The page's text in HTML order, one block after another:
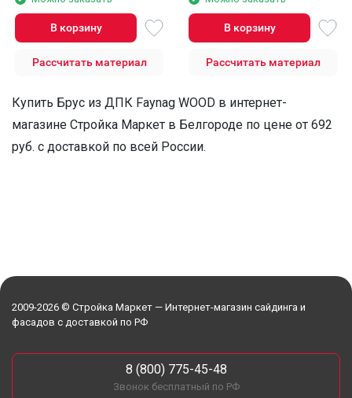
В корзину
Рассчитать материал
В корзину
Рассчитать материал
Купить Брус из ДПК Faynag WOOD в интернет-
магазине Стройка Маркет в Белгороде по цене от 692
руб. с доставкой по всей России.
2009-2026 © Стройка Маркет — Интернет-магазин сайдинга и
фасадов с доставкой по РФ
8 (800) 775-45-48
Звонок бесплатный по РФ